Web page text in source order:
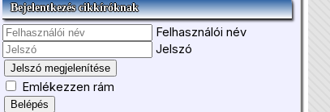
Bejelentkezés cikkíróknak
Felhasználói név
Jelszó
Jelszó megjelenítése
Emlékezzen rám
Belépés